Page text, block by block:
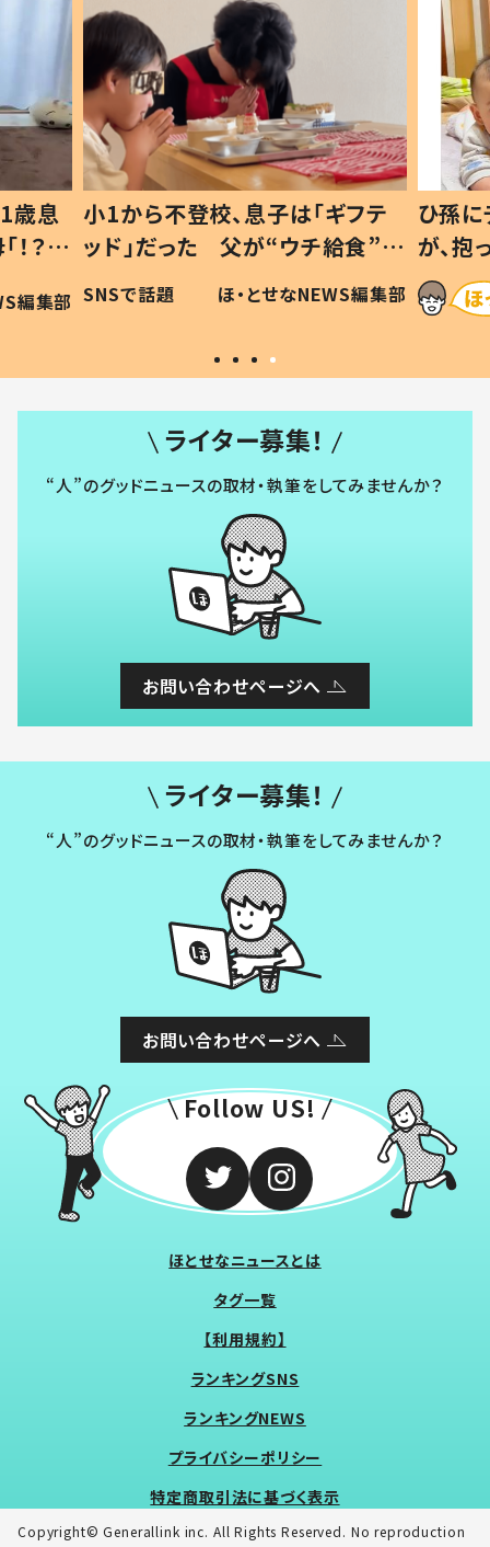
歳息
？」
編集部
小1から不登校、息子は「ギフテ
ッド」だった 父が“ウチ給食”を
作り続ける理由とは #令和の親
#令和の子
SNSで話題 ほ・とせなNEWS編集部
ひ孫
が、
「涙が
い」
ライター募集！
“人”のグッドニュースの取材・執筆をしてみませんか？
お問い合わせページへ
ライター募集！
“人”のグッドニュースの取材・執筆をしてみませんか？
お問い合わせページへ
Follow US!
ほとせなニュースとは
タグ一覧
【利用規約】
ランキングSNS
ランキングNEWS
プライバシーポリシー
特定商取引法に基づく表示
Copyright© Generallink inc. All Rights Reserved. No reproduction